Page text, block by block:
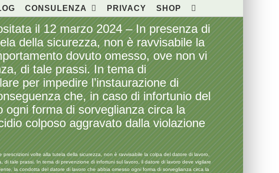
CONSULENZA PRIVACY SHOP
il 12 marzo 2024 – In presenza di
della sicurezza, non è ravvisabile la
dovuto omesso, ove non vi
di tale prassi. In tema di
per impedire l’instaurazione di
che, in caso di infortunio del
forma di sorveglianza circa la
colposo aggravato dalla violazione
volte alla tutela della sicurezza, non è ravvisabile la colpa del datore di lavoro,
tale prassi. In tema di prevenzione di infortuni sul lavoro, il datore di lavoro deve vigilare
la condotta del datore di lavoro che abbia omesso ogni forma di sorveglianza circa la